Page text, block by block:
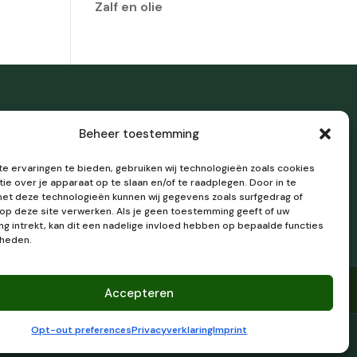
Beheer toestemming
ervaringen te bieden, gebruiken wij technologieën zoals cookies
over je apparaat op te slaan en/of te raadplegen. Door in te
deze technologieën kunnen wij gegevens zoals surfgedrag of
deze site verwerken. Als je geen toestemming geeft of uw
intrekt, kan dit een nadelige invloed hebben op bepaalde functies
Accepteren
Opt-out preferencesPrivacyverklaringImprint
Zalf en olie
Cookiebeleid
Disclaimer
Imprint